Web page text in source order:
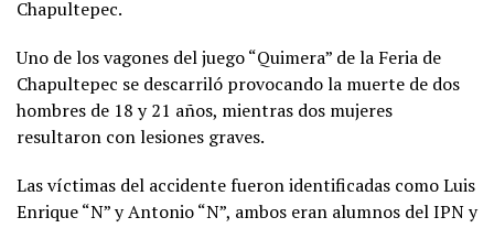
Chapultepec.
Uno de los vagones del juego “Quimera” de la Feria de
Chapultepec se descarriló provocando la muerte de dos
hombres de 18 y 21 años, mientras dos mujeres
resultaron con lesiones graves.
Las víctimas del accidente fueron identificadas como Luis
Enrique “N” y Antonio “N”, ambos eran alumnos del IPN y